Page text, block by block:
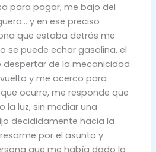
para pagar, me bajo del
y en ese preciso
que estaba detrás me
se puede echar gasolina, el
de la mecanicidad
y me acerco para
ocurre, me responde que
la luz, sin mediar una
decididamente hacia la
por el asunto y
que me había dado la